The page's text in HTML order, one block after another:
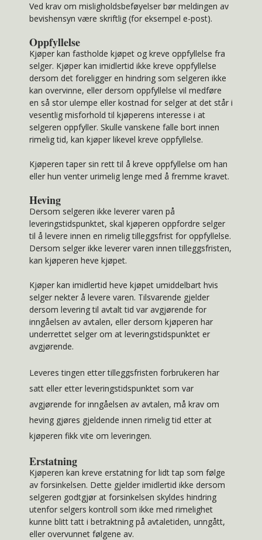
Ved krav om misligholdsbeføyelser bør meldingen av
bevishensyn være skriftlig (for eksempel e-post).
Oppfyllelse
Kjøper kan fastholde kjøpet og kreve oppfyllelse fra
selger. Kjøper kan imidlertid ikke kreve oppfyllelse
dersom det foreligger en hindring som selgeren ikke
kan overvinne, eller dersom oppfyllelse vil medføre
en så stor ulempe eller kostnad for selger at det står i
vesentlig misforhold til kjøperens interesse i at
selgeren oppfyller. Skulle vanskene falle bort innen
rimelig tid, kan kjøper likevel kreve oppfyllelse.
Kjøperen taper sin rett til å kreve oppfyllelse om han
eller hun venter urimelig lenge med å fremme kravet.
Heving
Dersom selgeren ikke leverer varen på
leveringstidspunktet, skal kjøperen oppfordre selger
til å levere innen en rimelig tilleggsfrist for oppfyllelse.
Dersom selger ikke leverer varen innen tilleggsfristen,
kan kjøperen heve kjøpet.
Kjøper kan imidlertid heve kjøpet umiddelbart hvis
selger nekter å levere varen. Tilsvarende gjelder
dersom levering til avtalt tid var avgjørende for
inngåelsen av avtalen, eller dersom kjøperen har
underrettet selger om at leveringstidspunktet er
avgjørende.
Leveres tingen etter tilleggsfristen forbrukeren har
satt eller etter leveringstidspunktet som var
avgjørende for inngåelsen av avtalen, må krav om
heving gjøres gjeldende innen rimelig tid etter at
kjøperen fikk vite om leveringen.
Erstatning
Kjøperen kan kreve erstatning for lidt tap som følge
av forsinkelsen. Dette gjelder imidlertid ikke dersom
selgeren godtgjør at forsinkelsen skyldes hindring
utenfor selgers kontroll som ikke med rimelighet
kunne blitt tatt i betraktning på avtaletiden, unngått,
eller overvunnet følgene av.